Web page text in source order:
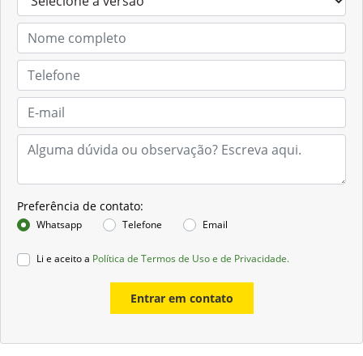
Preferência de contato:
Whatsapp Telefone Email
Li e aceito a Política de Termos de Uso e de Privacidade.
Entrar em contato